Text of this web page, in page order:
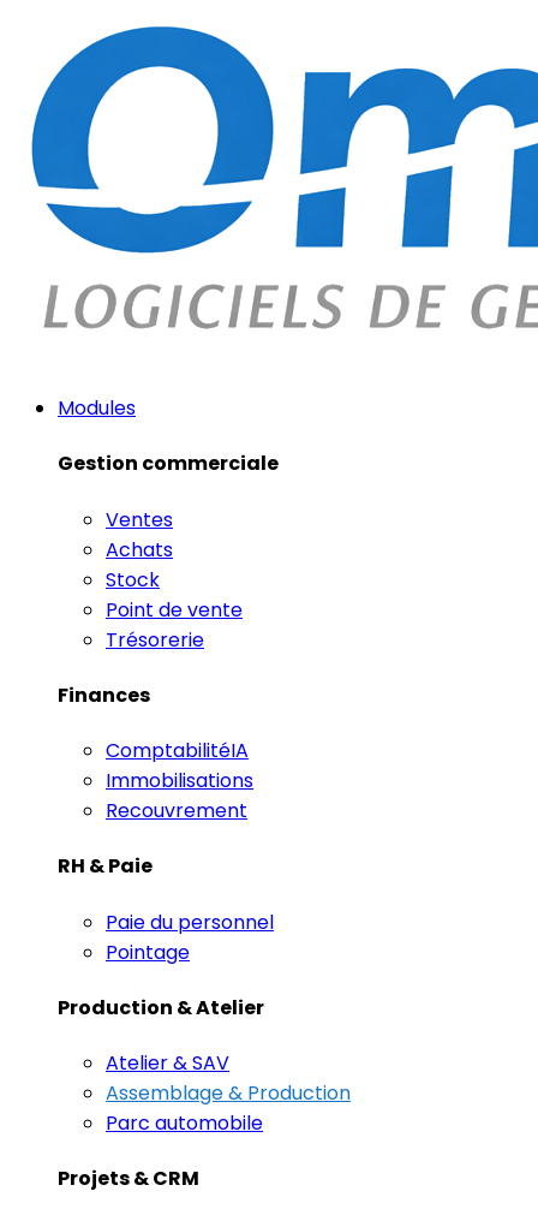
Modules
Gestion commerciale
Ventes
Achats
Stock
Point de vente
Trésorerie
Finances
ComptabilitéIA
Immobilisations
Recouvrement
RH & Paie
Paie du personnel
Pointage
Production & Atelier
Atelier & SAV
Assemblage & Production
Parc automobile
Projets & CRM